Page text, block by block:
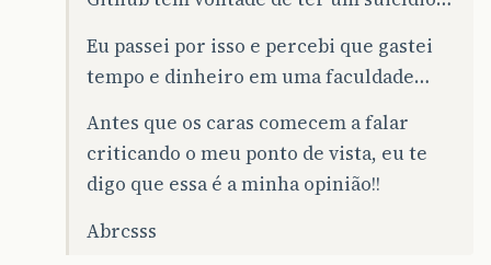
Eu passei por isso e percebi que gastei
tempo e dinheiro em uma faculdade…
Antes que os caras comecem a falar
criticando o meu ponto de vista, eu te
digo que essa é a minha opinião!!
Abrcsss